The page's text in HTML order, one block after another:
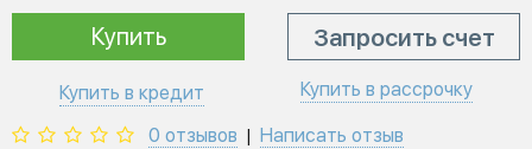
Купить Запросить счет
Купить в кредит Купить в рассрочку
0 отзывов Написать отзыв